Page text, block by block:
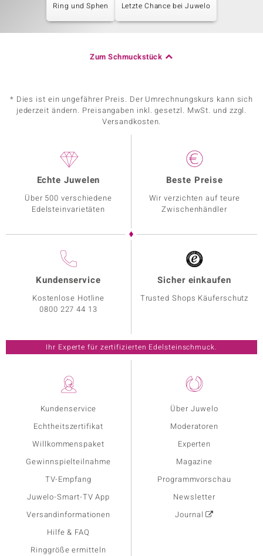
Ring und Sphen Letzte Chance bei Juwelo
Zum Schmuckstück
* Dies ist ein ungefährer Preis. Der Umrechnungskurs kann sich
jederzeit ändern. Preisangaben inkl. gesetzl. MwSt. und zzgl.
Versandkosten.
Kundenservice
Echtheitszertifikat
Willkommenspaket
Gewinnspielteilnahme
TV-Empfang
Juwelo-Smart-TV App
Versandinformationen
Hilfe & FAQ
Ringgröße ermitteln
Über Juwelo
Moderatoren
Experten
Magazine
Programmvorschau
Newsletter
Journal
Echte Juwelen
Über 500 verschiedene
Edelsteinvarietäten
Beste Preise
Wir verzichten auf teure
Zwischenhändler
Kundenservice
Kostenlose Hotline
0800 227 44 13
Sicher einkaufen
Trusted Shops Käuferschutz
Ihr Experte für zertifizierten Edelsteinschmuck.